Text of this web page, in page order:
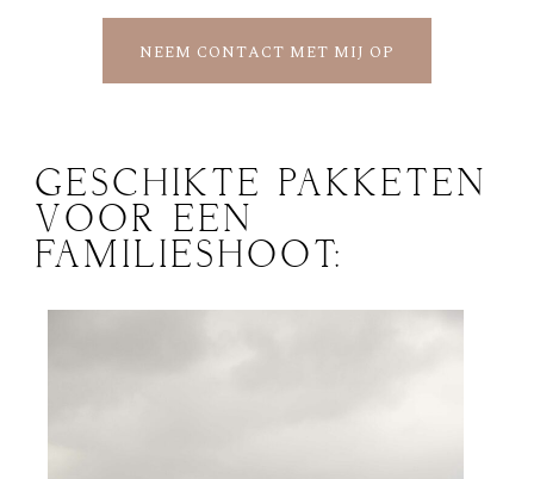
NEEM CONTACT MET MIJ OP
GESCHIKTE PAKKETEN
VOOR EEN
FAMILIESHOOT: